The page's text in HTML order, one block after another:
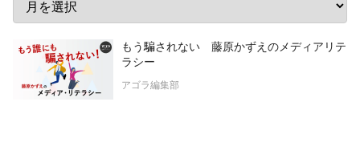
もう騙されない 藤原かずえのメディアリテ
ラシー
アゴラ編集部